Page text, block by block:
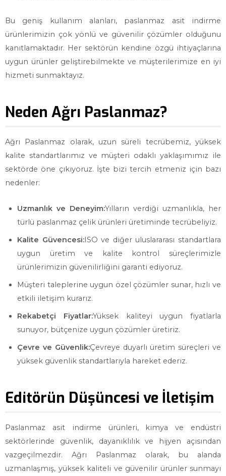
Bu geniş kullanım alanları, paslanmaz asit indirme
ürünlerimizin çok yönlü ve güvenilir çözümler olduğunu
kanıtlamaktadır. Her sektörün kendine özgü ihtiyaçlarına
uygun ürünler geliştirebilmekte ve müşterilerimize en iyi
hizmeti sunmaktayız.
Neden Ağrı Paslanmaz?
Ağrı Paslanmaz olarak, uzun süreli tecrübemiz, yüksek
kalite standartlarımız ve müşteri odaklı yaklaşımımız ile
sektörde öne çıkıyoruz. İşte bizi tercih etmeniz için bazı
nedenler:
Uzmanlık ve Deneyim:Yılların verdiği uzmanlıkla, her
türlü paslanmaz çelik ürünleri üretiminde tecrübeliyiz.
Kalite Güvencesi:ISO ve diğer uluslararası standartlara
uygun üretim ve kalite kontrol süreçlerimizle
ürünlerimizin güvenilirliğini garanti ediyoruz.
Müşteri taleplerine uygun özel çözümler sunar, hızlı ve
etkili iletişim kurarız.
Rekabetçi Fiyatlar:Yüksek kaliteyi uygun fiyatlarla
sunuyor, bütçenize uygun çözümler üretiriz.
Çevre ve Güvenlik:Çevreye duyarlı üretim süreçleri ve
yüksek güvenlik standartlarıyla hareket ederiz.
Editörün Düşüncesi ve İletişim
Paslanmaz asit indirme ürünleri, kimya ve endüstri
sektörlerinde güvenlik, dayanıklılık ve hijyen açısından
vazgeçilmezdir. Ağrı Paslanmaz olarak, bu alanda
uzmanlaşmış, yüksek kaliteli ve güvenilir ürünler sunmayı